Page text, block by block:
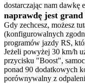
dostarczając nam dawkę
naprawdę jest
Gdy zechcesz, możesz
(konfigurowalnych
programów jazdy RS,
Jeżeli powyżej 30 km/h
przycisku "Boost",
ponad 90 dodatkowych
porównywalny z